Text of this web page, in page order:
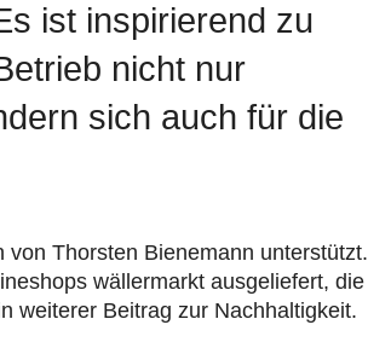
ist inspirierend zu
nicht nur
sich auch für die
Thorsten Bie­ne­mann unter­stützt.
wäl­ler­markt aus­ge­lie­fert, die
weiterer Beitrag zur Nach­hal­tig­keit.